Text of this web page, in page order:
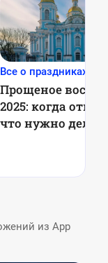
Все о праздниках
Прощеное
2025: когда
что нужно
из App